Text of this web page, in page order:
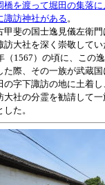
橋を渡って堀田の集落
諏訪神社がある。
甲斐の国士逸見儀左衛
訪大社を深く崇敬して
（1567）の頃に、この
た際、その一族が武蔵
の字下諏訪の地に土着
大社の分霊を勧請して
した。